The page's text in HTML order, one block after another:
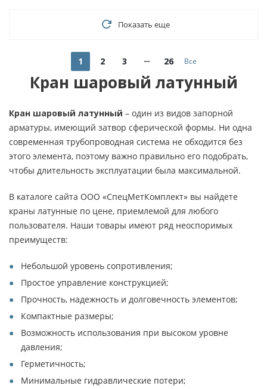
Показать еще
1 2 3 26 Все
Кран шаровый латунный
Кран шаровый латунный – один из видов запорной
арматуры, имеющий затвор сферической формы. Ни одна
современная трубопроводная система не обходится без
этого элемента, поэтому важно правильно его подобрать,
чтобы длительность эксплуатации была максимальной.
В каталоге сайта ООО «СпецМетКомплект» вы найдете
краны латунные по цене, приемлемой для любого
пользователя. Наши товары имеют ряд неоспоримых
преимуществ:
Небольшой уровень сопротивления;
Простое управление конструкцией;
Прочность, надежность и долговечность элементов;
Компактные размеры;
Возможность использования при высоком уровне
давления;
Герметичность;
Минимальные гидравлические потери;